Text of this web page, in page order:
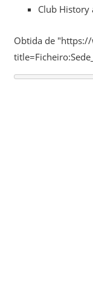
Club
Obtida de "